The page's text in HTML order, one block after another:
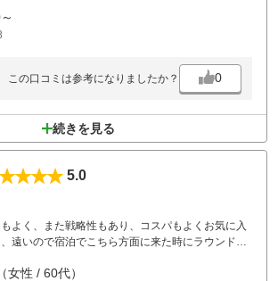
切れば
ます。
たは少し難しく
感じました。
切にしていただいたので、
この口コミは参考になりましたか？ 0
続きを見る
5.0
よく、また戦略性もあり、コスパもよくお気に入
遠いので宿泊でこちら方面に来た時にラウンドさ
伴者全員がとても喜んでいました。
（女性 / 60代）